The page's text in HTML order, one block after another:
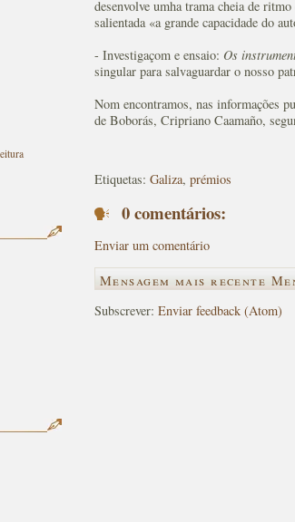
desenvolve umha trama cheia de
salientada «a grande capacidade do
- Investigaçom e ensaio: Os
singular para salvaguardar o nosso
Nom encontramos, nas informações
de Boborás, Cripriano Caamaño,
Etiquetas: Galiza, prémios
0 comentários:
Enviar um comentário
Mensagem mais recente
Subscrever: Enviar feedback (Atom)